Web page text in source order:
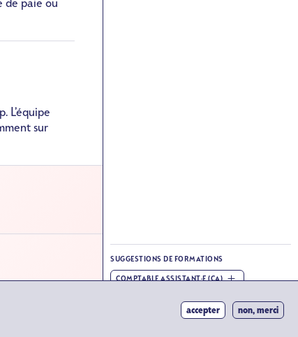
de paie ou
L’équipe
sur
SUGGESTIONS DE FORMATIONS
COMPTABLE ASSISTANT·E (CA)
DERNIÈRE MISE À JOURaccepter non, merci